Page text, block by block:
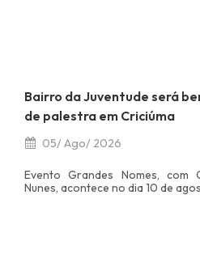
Bairro da Juventude será
de palestra em Criciúma
05/ Ago/ 2026
Evento Grandes Nomes, com
Nunes, acontece no dia 10 de